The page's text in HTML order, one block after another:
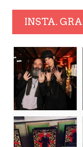
INSTA.